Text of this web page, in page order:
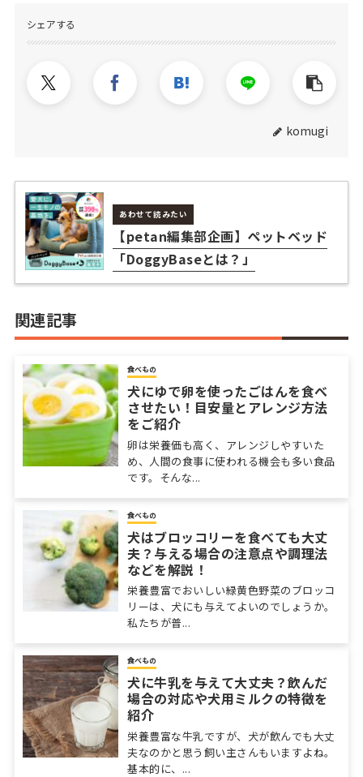
シェアする
komugi
あわせて読みたい
【petan編集部企画】ペットベッド
「DoggyBaseとは？」
関連記事
食べもの
犬にゆで卵を使ったごはんを食べ
させたい！目安量とアレンジ方法
をご紹介
卵は栄養価も高く、アレンジしやすいた
め、人間の食事に使われる機会も多い食品
です。そんな...
食べもの
犬はブロッコリーを食べても大丈
夫？与える場合の注意点や調理法
などを解説！
栄養豊富でおいしい緑黄色野菜のブロッコ
リーは、犬にも与えてよいのでしょうか。
私たちが普...
食べもの
犬に牛乳を与えて大丈夫？飲んだ
場合の対応や犬用ミルクの特徴を
紹介
栄養豊富な牛乳ですが、犬が飲んでも大丈
夫なのかと思う飼い主さんもいますよね。
基本的に、...